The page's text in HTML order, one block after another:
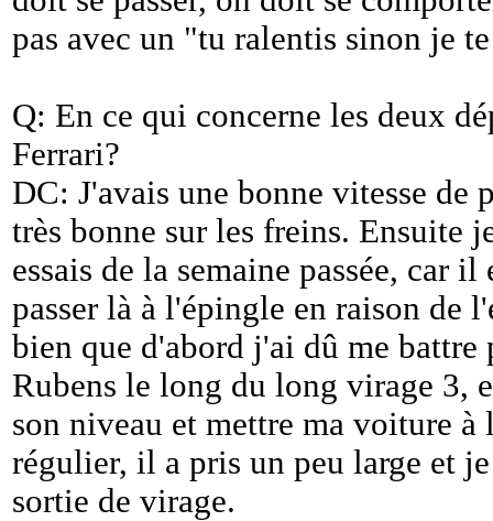
pas avec un "tu ralentis sinon je
Q: En ce qui concerne les deux
Ferrari?
DC: J'avais une bonne vitesse de
très bonne sur les freins. Ensuite
essais de la semaine passée, car
passer là à l'épingle en raison de
bien que d'abord j'ai dû me battre
Rubens le long du long virage 3,
son niveau et mettre ma voiture
régulier, il a pris un peu large et
sortie de virage.